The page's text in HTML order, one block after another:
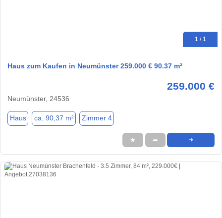
1 / 1
Haus zum Kaufen in Neumünster 259.000 € 90.37 m²
259.000 €
Neumünster, 24536
Haus ca. 90,37 m² Zimmer 4
★ ➦ ➜